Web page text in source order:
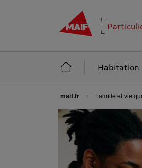
MAIF - Allez à l'accueil
Accueil Particuliers
Habitation
maif.fr Famille et vie